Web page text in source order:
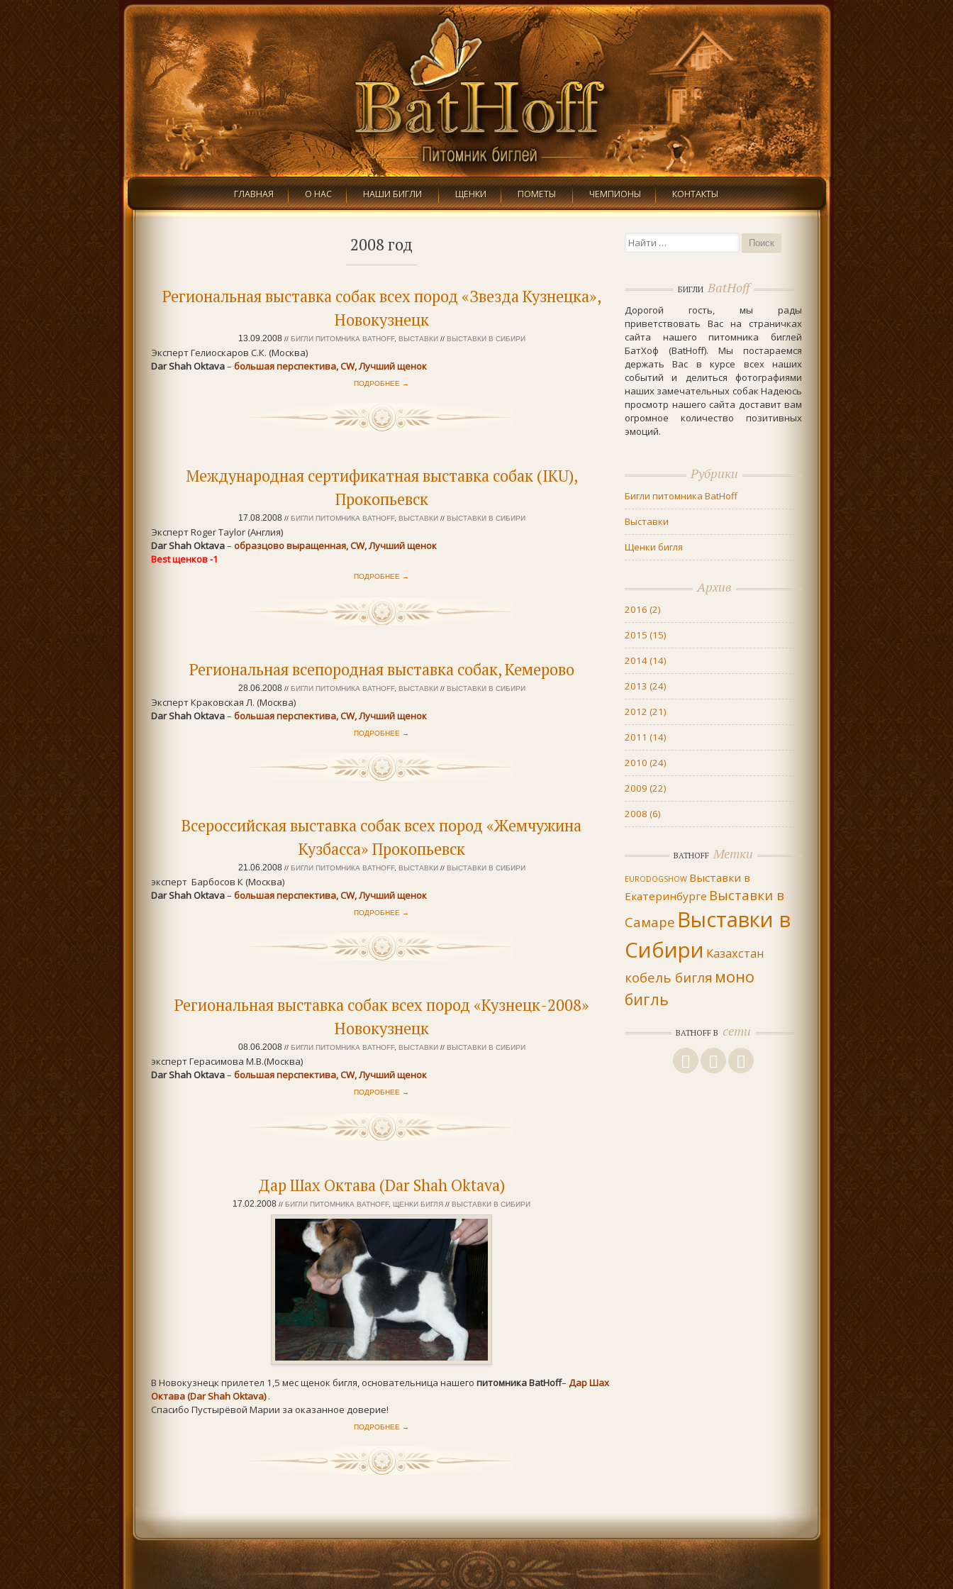
Skip to content
ГЛАВНАЯ О НАС НАШИ БИГЛИ ЩЕНКИ ПОМЕТЫ ЧЕМПИОНЫ КОНТАКТЫ
2008 год
Региональная выставка собак всех пород «Звезда Кузнецка»,
Новокузнецк
13.09.2008 // БИГЛИ ПИТОМНИКА BATHOFF, ВЫСТАВКИ// ВЫСТАВКИ В СИБИРИ
Эксперт Гелиоскаров С.К. (Москва)
Dar Shah Oktava– большая перспектива, CW, Лучший щенок
ПОДРОБНЕЕ →
Международная сертификатная выставка собак (IKU),
Прокопьевск
17.08.2008 // БИГЛИ ПИТОМНИКА BATHOFF, ВЫСТАВКИ// ВЫСТАВКИ В СИБИРИ
Эксперт Roger Taylor (Англия)
Dar Shah Oktava– образцово выращенная, CW, Лучший щенок
Best щенков -1
ПОДРОБНЕЕ →
Региональная всепородная выставка собак, Кемерово
28.06.2008 // БИГЛИ ПИТОМНИКА BATHOFF, ВЫСТАВКИ// ВЫСТАВКИ В СИБИРИ
Эксперт Краковская Л. (Москва)
Dar Shah Oktava– большая перспектива, CW, Лучший щенок
ПОДРОБНЕЕ →
Всероссийская выставка собак всех пород «Жемчужина
Кузбасса» Прокопьевск
21.06.2008 // БИГЛИ ПИТОМНИКА BATHOFF, ВЫСТАВКИ// ВЫСТАВКИ В СИБИРИ
эксперт Барбосов К (Москва)
Dar Shah Oktava– большая перспектива, CW, Лучший щенок
ПОДРОБНЕЕ →
Региональная выставка собак всех пород «Кузнецк-2008»
Новокузнецк
08.06.2008 // БИГЛИ ПИТОМНИКА BATHOFF, ВЫСТАВКИ// ВЫСТАВКИ В СИБИРИ
эксперт Герасимова М.В.(Москва)
Dar Shah Oktava– большая перспектива, CW, Лучший щенок
ПОДРОБНЕЕ →
Дар Шах Октава (Dar Shah Oktava)
17.02.2008 // БИГЛИ ПИТОМНИКА BATHOFF, ЩЕНКИ БИГЛЯ // ВЫСТАВКИ В СИБИРИ
В Новокузнецк прилетел 1,5 мес щенок бигля, основательница нашего питомника BatHoff– Дар Шах
Октава (Dar Shah Oktava) .
Спасибо Пустырёвой Марии за оказанное доверие!
ПОДРОБНЕЕ →
Поиск...
БИГЛИ BatHoff
Дорогой гость, мы рады
приветствовать Вас на страничках
сайта нашего питомника биглей
БатХоф (BatHoff). Мы постараемся
держать Вас в курсе всех наших
событий и делиться фотографиями
наших замечательных собак Надеюсь
просмотр нашего сайта доставит вам
огромное количество позитивных
эмоций.
Рубрики
Бигли питомника BatHoff
Выставки
Щенки бигля
Архив
2016 (2)
2015 (15)
2014(14)
2013 (24)
2012 (21)
2011 (14)
2010 (24)
2009 (22)
2008 (6)
BATHOFF Метки
EURODOGSHOW Выставки в
Екатеринбурге Выставки в
Самаре Выставки в
Сибири Казахстан
кобель бигля моно
бигль
BATHOFF В сети